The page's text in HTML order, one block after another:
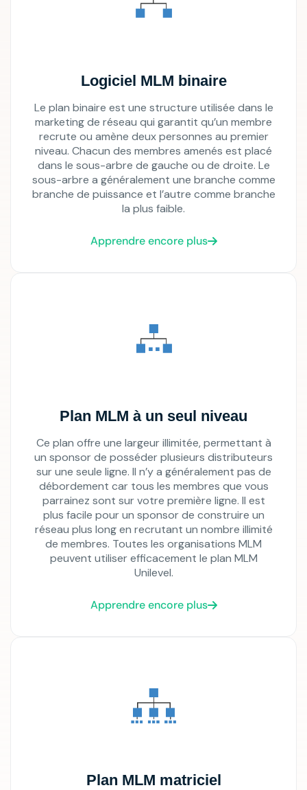
Logiciel MLM binaire
Le plan binaire est une structure utilisée dans le
marketing de réseau qui garantit qu’un membre
recrute ou amène deux personnes au premier
niveau. Chacun des membres amenés est placé
dans le sous-arbre de gauche ou de droite. Le
sous-arbre a généralement une branche comme
branche de puissance et l’autre comme branche
la plus faible.
Apprendre encore plus
Plan MLM à un seul niveau
Ce plan offre une largeur illimitée, permettant à
un sponsor de posséder plusieurs distributeurs
sur une seule ligne. Il n’y a généralement pas de
débordement car tous les membres que vous
parrainez sont sur votre première ligne. Il est
plus facile pour un sponsor de construire un
réseau plus long en recrutant un nombre illimité
de membres. Toutes les organisations MLM
peuvent utiliser efficacement le plan MLM
Unilevel.
Apprendre encore plus
Plan MLM matriciel